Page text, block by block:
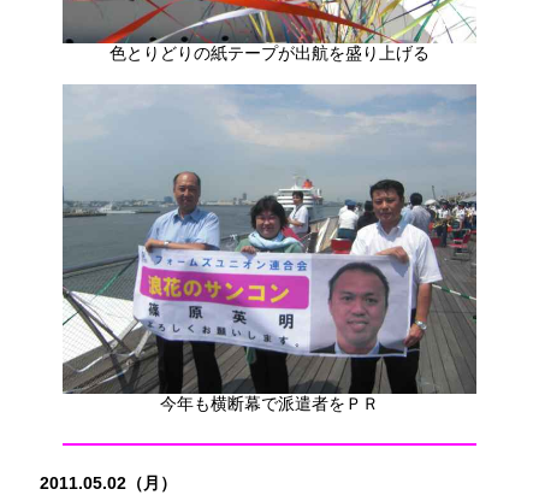
色とりどりの紙テープが出航を盛り上げる
今年も横断幕で派遣者をＰＲ
2011.05.02（月）